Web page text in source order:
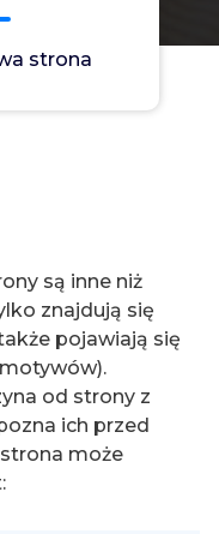
strona
są inne niż
znajdują się
pojawiają się
od strony z
ich przed
może